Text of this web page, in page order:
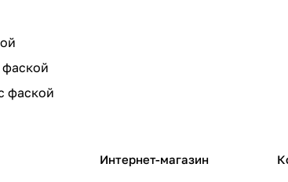
фаской
Интернет-магазин